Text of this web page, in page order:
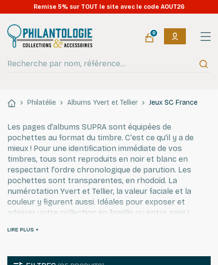
OUVERT tout l'été : expéditions en continu pendant les vacances
!
0
Philatélie Albums Yvert et Tellier Jeux SC France
Les pages d'albums SUPRA sont équipées de
pochettes au format du timbre. C'est ce qu'il y a de
mieux ! Pour une identification immédiate de vos
timbres, tous sont reproduits en noir et blanc en
respectant l'ordre chronologique de parution. Les
pochettes sont transparentes, en rhodoïd. La
numérotation Yvert et Tellier, la valeur faciale et la
couleur y figurent aussi. Idéales pour exposer et
admirer votre collection en famille ou entre amis !